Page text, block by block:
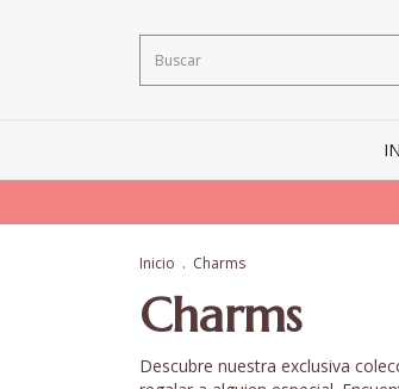
Inicio . Charms
Charms
Descubre nuestra exclusiva